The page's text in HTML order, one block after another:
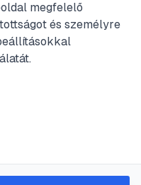
olvasás
megfelelő
és személyre